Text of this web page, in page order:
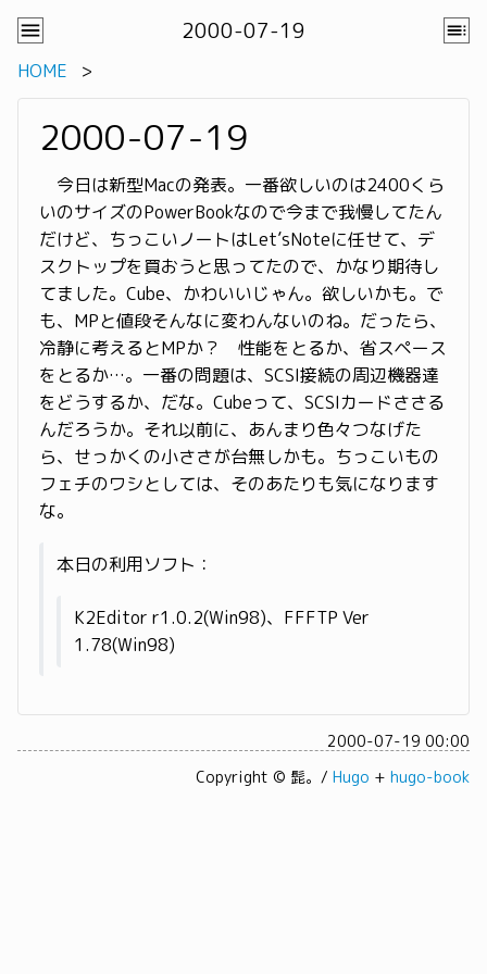
2000-07-19
HOME
2000-07-19
今日は新型Macの発表。一番欲しいのは2400くら
いのサイズのPowerBookなので今まで我慢してたん
だけど、ちっこいノートはLet’sNoteに任せて、デ
スクトップを買おうと思ってたので、かなり期待し
てました。Cube、かわいいじゃん。欲しいかも。で
も、MPと値段そんなに変わんないのね。だったら、
冷静に考えるとMPか？ 性能をとるか、省スペース
をとるか…。一番の問題は、SCSI接続の周辺機器達
をどうするか、だな。Cubeって、SCSIカードささる
んだろうか。それ以前に、あんまり色々つなげた
ら、せっかくの小ささが台無しかも。ちっこいもの
フェチのワシとしては、そのあたりも気になります
な。
本日の利用ソフト：
K2Editor r1.0.2(Win98)、FFFTP Ver
1.78(Win98)
2000-07-19 00:00
Copyright © 髭。/ Hugo + hugo-book